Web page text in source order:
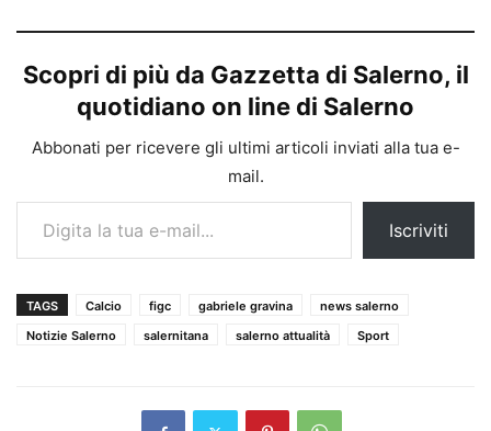
Scopri di più da Gazzetta di Salerno, il
quotidiano on line di Salerno
Abbonati per ricevere gli ultimi articoli inviati alla tua e-
mail.
Digita la tua e-mail...
Iscriviti
TAGS Calcio figc gabriele gravina
news salerno
Notizie Salerno
salernitana salerno attualità Sport